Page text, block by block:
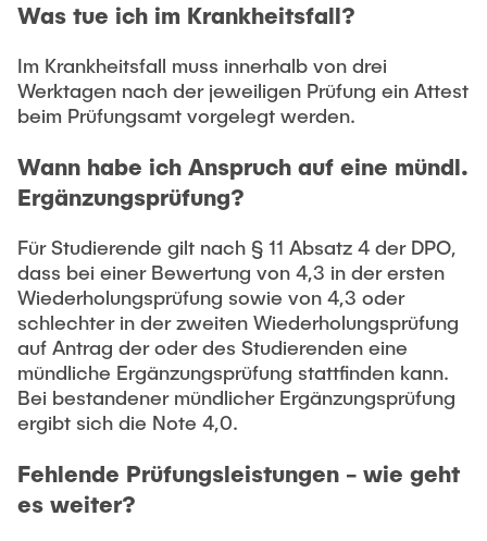
Was tue ich im Krankheitsfall?
Im Krankheitsfall muss innerhalb von drei
Werktagen nach der jeweiligen Prüfung ein Attest
beim Prüfungsamt vorgelegt werden.
Wann habe ich Anspruch auf eine mündl.
Ergänzungsprüfung?
Für Studierende gilt nach § 11 Absatz 4 der DPO,
dass bei einer Bewertung von 4,3 in der ersten
Wiederholungsprüfung sowie von 4,3 oder
schlechter in der zweiten Wiederholungsprüfung
auf Antrag der oder des Studierenden eine
mündliche Ergänzungsprüfung stattfinden kann.
Bei bestandener mündlicher Ergänzungsprüfung
ergibt sich die Note 4,0.
Fehlende Prüfungsleistungen - wie geht
es weiter?